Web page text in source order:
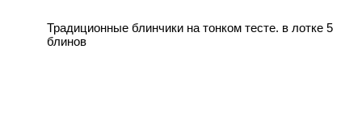
Традиционные блинчики на тонком тесте. в лотке 5
блинов